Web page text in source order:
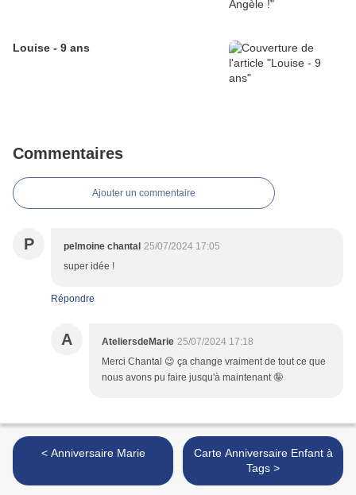
Louise - 9 ans
Commentaires
Ajouter un commentaire
P pelmoine chantal 25/07/2024 17:05
super idée !
Répondre
A AteliersdeMarie 25/07/2024 17:18
Merci Chantal 😉 ça change vraiment de tout ce que
nous avons pu faire jusqu'à maintenant 🤪
< Anniversaire Marie
Carte Anniversaire Enfant à
Tags >